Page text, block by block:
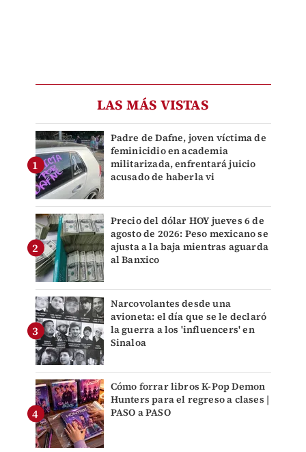
LAS MÁS VISTAS
Padre de Dafne, joven víctima de
feminicidio en academia
militarizada, enfrentará juicio
acusado de haberla vi
Precio del dólar HOY jueves 6 de
agosto de 2026: Peso mexicano se
ajusta a la baja mientras aguarda
al Banxico
Narcovolantes desde una
avioneta: el día que se le declaró
la guerra a los 'influencers' en
Sinaloa
Cómo forrar libros K-Pop Demon
Hunters para el regreso a clases |
PASO a PASO